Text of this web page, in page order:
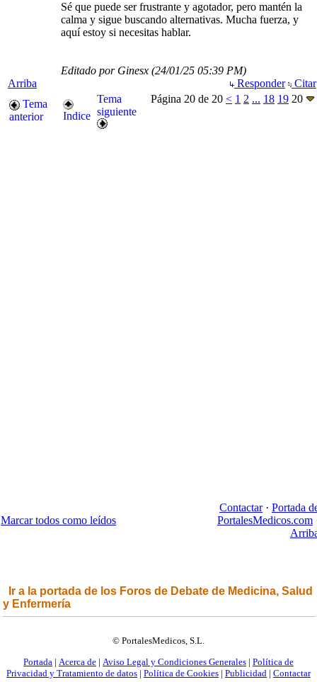
Sé que puede ser frustrante y agotador, pero mantén la
calma y sigue buscando alternativas. Mucha fuerza, y
aquí estoy si necesitas hablar.
Editado por Ginesx (24/01/25 05:39 PM)
Arriba
Responder
Citar
Página 20 de 20 < 1 2 ... 18 19 20
Tema
anterior
Indice
Tema
siguiente
Marcar todos como leídos
Contactar· Portada
PortalesMedicos.com
Ir a la portada de los Foros de Debate de Medicina, Salud
y Enfermería
© PortalesMedicos, S.L.
Portada | Acerca de | Aviso Legal y Condiciones Generales | Política de
Privacidad y Tratamiento de datos | Política de Cookies | Publicidad | Contactar